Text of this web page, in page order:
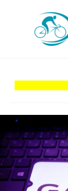
Tests de produits
Tendances
Tous nos articles
À propos